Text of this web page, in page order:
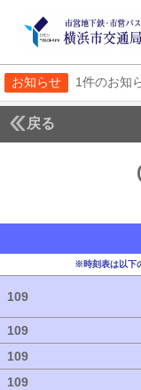
お知らせ 1件のお知
戻る
※時刻表は以下
109
109
109
109